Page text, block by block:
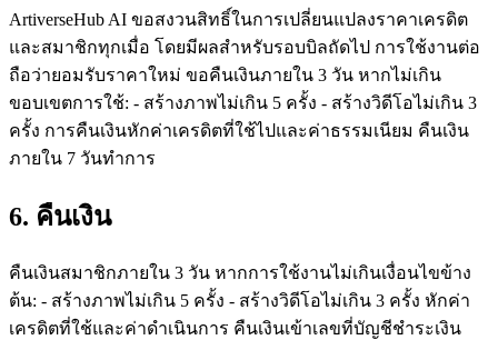
ArtiverseHub AI ขอสงวนสิทธิ์ในการเปลี่ยนแปลงราคาเครดิต
และสมาชิกทุกเมื่อ โดยมีผลสำหรับรอบบิลถัดไป การใช้งานต่อ
ถือว่ายอมรับราคาใหม่ ขอคืนเงินภายใน 3 วัน หากไม่เกิน
ขอบเขตการใช้: - สร้างภาพไม่เกิน 5 ครั้ง - สร้างวิดีโอไม่เกิน 3
ครั้ง การคืนเงินหักค่าเครดิตที่ใช้ไปและค่าธรรมเนียม คืนเงิน
ภายใน 7 วันทำการ
6. คืนเงิน
คืนเงินสมาชิกภายใน 3 วัน หากการใช้งานไม่เกินเงื่อนไขข้าง
ต้น: - สร้างภาพไม่เกิน 5 ครั้ง - สร้างวิดีโอไม่เกิน 3 ครั้ง หักค่า
เครดิตที่ใช้และค่าดำเนินการ คืนเงินเข้าเลขที่บัญชีชำระเงิน